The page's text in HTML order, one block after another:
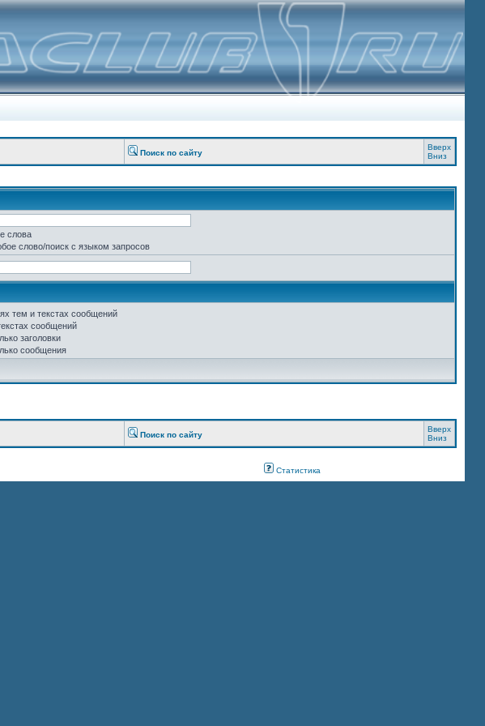
Поиск по сайту
Вверх
Вниз
слова
слово/поиск с языком запросов
тем и текстах сообщений
сообщений
заголовки
сообщения
Поиск по сайту
Вверх
Вниз
Статистика